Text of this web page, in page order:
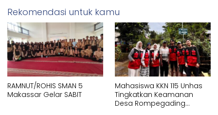
Rekomendasi untuk kamu
RAMNUT/ROHIS SMAN 5
Makassar Gelar SABIT
Mahasiswa KKN 115 Unhas
Tingkatkan Keamanan
Desa Rompegading